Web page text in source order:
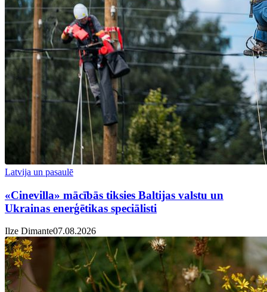
Latvija un pasaulē
«Cinevilla» mācībās tiksies Baltijas valstu un
Ukrainas enerģētikas speciālisti
Ilze Dimante07.08.2026